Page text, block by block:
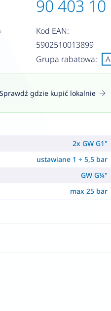
90 403 10
Kod EAN:
5902510013899
Grupa rabatowa:
A
Sprawdź gdzie kupić lokalnie
2x GW G1"
ustawiane 1 ÷ 5,5 bar
GW G¼"
max 25 bar